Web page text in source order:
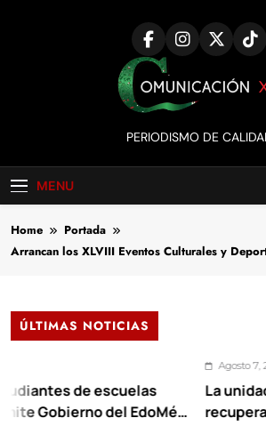
PERIODISMO DE
MENU
Home
Portada
Arrancan los XLVIII Eventos Culturales y
ÚLTIMAS NOTICIAS
de escuelas
del EdoMéx
Agosto 7, 2026
La unidad,
recuperar la